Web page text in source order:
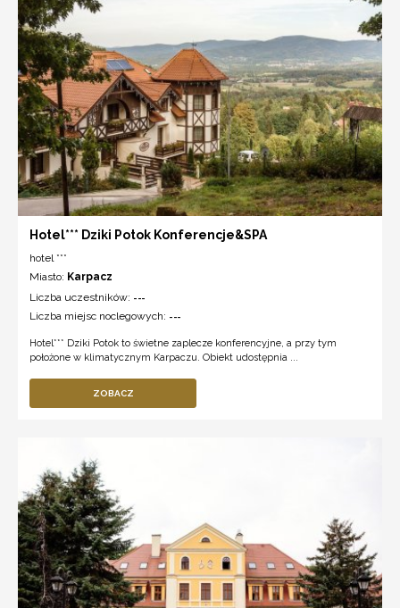
Hotel*** Dziki Potok Konferencje&SPA
hotel ***
Miasto: Karpacz
Liczba uczestników: ---
Liczba miejsc noclegowych: ---
Hotel*** Dziki Potok to świetne zaplecze konferencyjne, a przy tym
położone w klimatycznym Karpaczu. Obiekt udostępnia ...
ZOBACZ